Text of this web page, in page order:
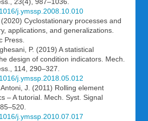
j.ymssp.2008.10.010
Cyclostationary processes and
applications, and generalizations.
Press.
P. (2019) A statistical
design of condition indicators. Mech.
114, 290–327.
j.ymssp.2018.05.012
J. (2011) Rolling element
– A tutorial. Mech. Syst. Signal
j.ymssp.2010.07.017